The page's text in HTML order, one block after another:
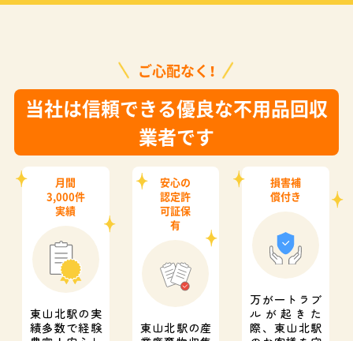
ご心配なく！
当社は信頼できる優良な不用品回収
業者です
月間
3,000件
実績
東山北駅の実
績多数で経験
安心の
認定許
可証保
有
東山北駅の産
損害補
償付き
万が一トラブ
ルが起きた
際、東山北駅